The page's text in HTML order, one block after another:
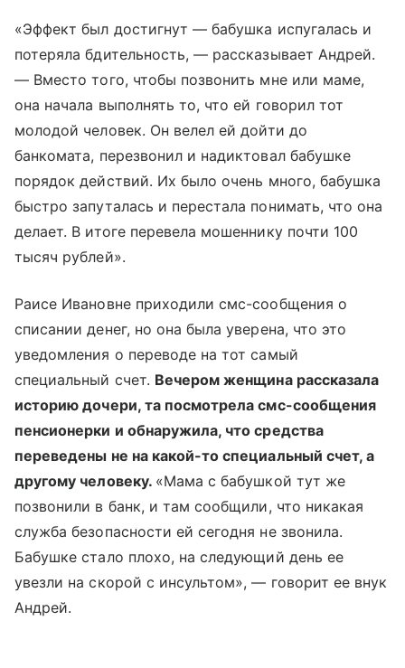
«Эффект был достигнут — бабушка испугалась и
потеряла бдительность, — рассказывает Андрей.
— Вместо того, чтобы позвонить мне или маме,
она начала выполнять то, что ей говорил тот
молодой человек. Он велел ей дойти до
банкомата, перезвонил и надиктовал бабушке
порядок действий. Их было очень много, бабушка
быстро запуталась и перестала понимать, что она
делает. В итоге перевела мошеннику почти 100
тысяч рублей».
Раисе Ивановне приходили смс-сообщения о
списании денег, но она была уверена, что это
уведомления о переводе на тот самый
специальный счет. Вечером женщина рассказала
историю дочери, та посмотрела смс-сообщения
пенсионерки и обнаружила, что средства
переведены не на какой-то специальный счет, а
другому человеку. «Мама с бабушкой тут же
позвонили в банк, и там сообщили, что никакая
служба безопасности ей сегодня не звонила.
Бабушке стало плохо, на следующий день ее
увезли на скорой с инсультом», — говорит ее внук
Андрей.